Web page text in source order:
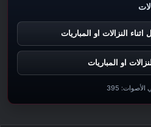
النزالات او المباريات
او المباريات
الأصوات: 395